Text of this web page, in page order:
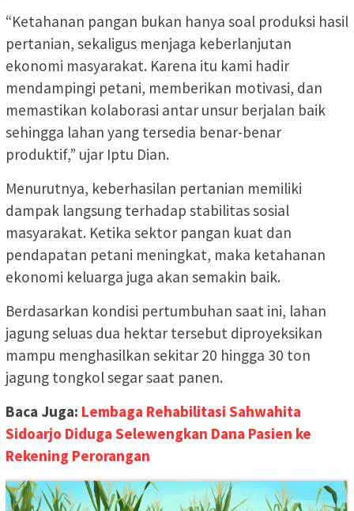
“Ketahanan pangan bukan hanya soal produksi hasil
pertanian, sekaligus menjaga keberlanjutan
ekonomi masyarakat. Karena itu kami hadir
mendampingi petani, memberikan motivasi, dan
memastikan kolaborasi antar unsur berjalan baik
sehingga lahan yang tersedia benar-benar
produktif,” ujar Iptu Dian.
Menurutnya, keberhasilan pertanian memiliki
dampak langsung terhadap stabilitas sosial
masyarakat. Ketika sektor pangan kuat dan
pendapatan petani meningkat, maka ketahanan
ekonomi keluarga juga akan semakin baik.
Berdasarkan kondisi pertumbuhan saat ini, lahan
jagung seluas dua hektar tersebut diproyeksikan
mampu menghasilkan sekitar 20 hingga 30 ton
jagung tongkol segar saat panen.
Baca Juga: Lembaga Rehabilitasi Sahwahita
Sidoarjo Diduga Selewengkan Dana Pasien ke
Rekening Perorangan